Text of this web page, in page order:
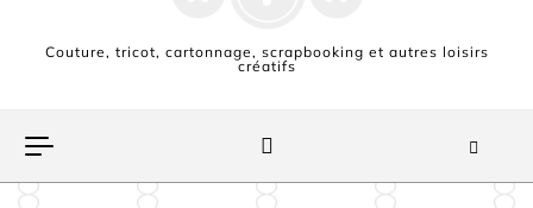
Couture, tricot, cartonnage, scrapbooking et autres loisirs
créatifs